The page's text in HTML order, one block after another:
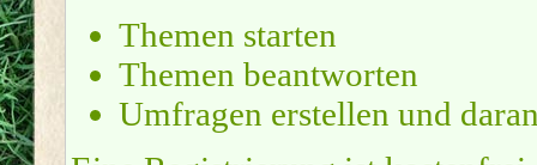
Themen starten
Themen beantworten
Umfragen erstellen und